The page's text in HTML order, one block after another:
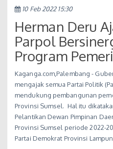
10 Feb 2022 15:30
Herman Deru
Parpol
Program
Kaganga.com,Palembang -
mengajak semua Partai Politik
mendukung pembangunan
Provinsi Sumsel. Hal itu
Pelantikan Dewan Pimpinan
Provinsi Sumsel periode 2022-
Partai Demokrat Provinsi